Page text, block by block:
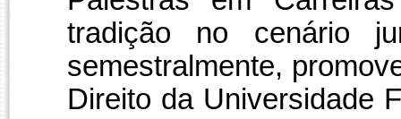
tradição no cenário
semestralmente,
Direito da Universidade